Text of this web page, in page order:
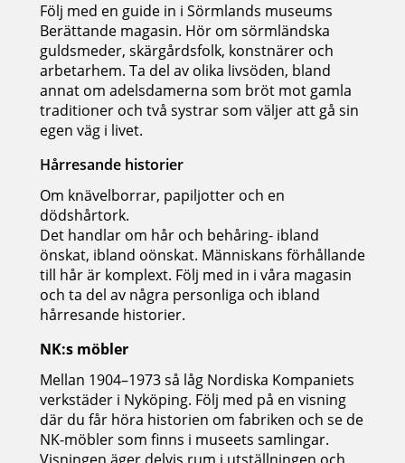
Följ med en guide in i Sörmlands museums
Berättande magasin. Hör om sörmländska
guldsmeder, skärgårdsfolk, konstnärer och
arbetarhem. Ta del av olika livsöden, bland
annat om adelsdamerna som bröt mot gamla
traditioner och två systrar som väljer att gå sin
egen väg i livet.
Hårresande historier
Om knävelborrar, papiljotter och en
dödshårtork.
Det handlar om hår och behåring- ibland
önskat, ibland oönskat. Människans förhållande
till hår är komplext. Följ med in i våra magasin
och ta del av några personliga och ibland
hårresande historier.
NK:s möbler
Mellan 1904–1973 så låg Nordiska Kompaniets
verkstäder i Nyköping. Följ med på en visning
där du får höra historien om fabriken och se de
NK-möbler som finns i museets samlingar.